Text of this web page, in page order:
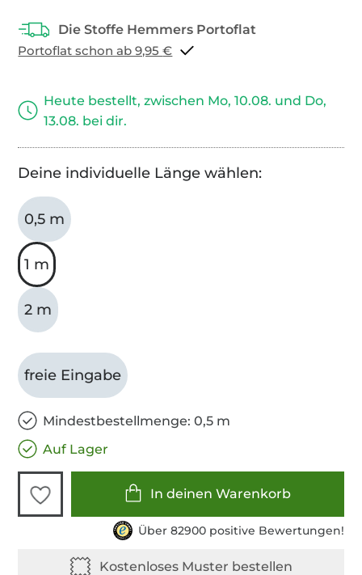
Portoflat schon ab 9,95 €
Heute bestellt, zwischen Mo, 10.08. und Do,
13.08. bei dir.
Deine individuelle Länge wählen:
0,5 m
1 m
2 m
freie Eingabe
Mindestbestellmenge: 0,5 m
Auf Lager
In deinen Warenkorb
Über 82900 positive Bewertungen!